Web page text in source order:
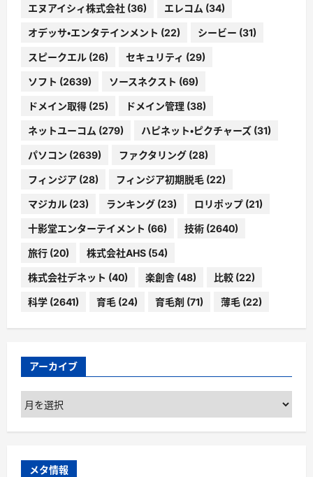
エヌアイシィ株式会社 (36) エレコム (34)
オデッサ・エンタテインメント (22) シービー (31)
スピークエル (26) セキュリティ (29)
ソフト (2639) ソースネクスト (69)
ドメイン取得 (25) ドメイン管理 (38)
ネットユーコム (279) ハピネット・ピクチャーズ (31)
パソコン (2639) ファクタリング (28)
フィンジア (28) フィンジア初期脱毛 (22)
マジカル (23) ランキング (23) ロリポップ (21)
十影堂エンターテイメント (66) 技術 (2640)
旅行 (20) 株式会社AHS (54)
株式会社デネット (40) 楽創舎 (48) 比較 (22)
科学 (2641) 育毛 (24) 育毛剤 (71) 薄毛 (22)
アーカイブ
ア
ー
カ
ブ
メタ情報